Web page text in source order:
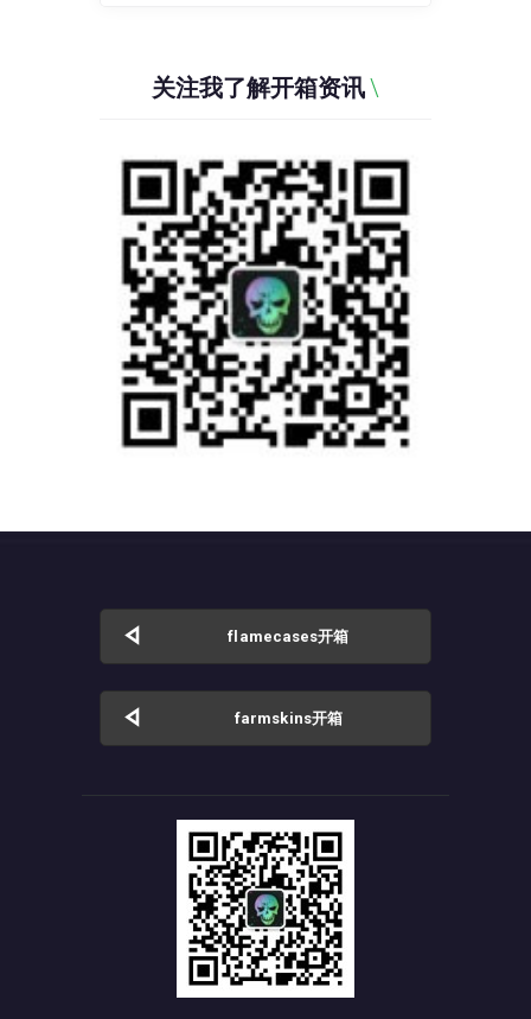
关注我了解开箱资讯
flamecases开箱
farmskins开箱